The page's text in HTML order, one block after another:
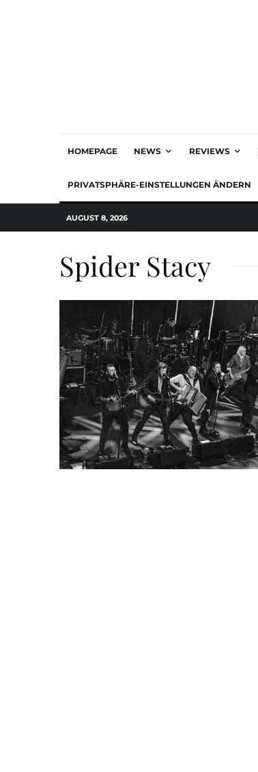
HOMEPAGE NEWS REVIEWS
PRIVATSPHÄRE-EINSTELLUNGEN ÄNDERN
AUGUST 8, 2026
Spider Stacy